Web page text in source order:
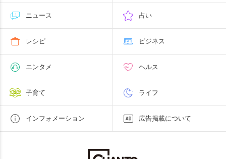
ニュース 占い
レシピ ビジネス
エンタメ ヘルス
子育て ライフ
インフォメーション 広告掲載について